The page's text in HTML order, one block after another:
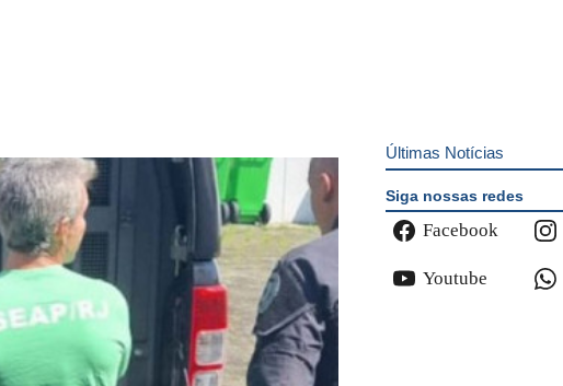
Últimas Notícias
Siga nossas redes
Facebook
Youtube